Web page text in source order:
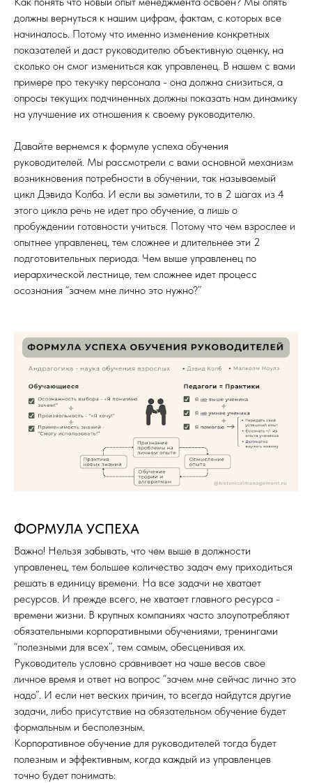
должны вернуться к нашим цифрам, фактам, с которых все
начиналось. Потому что именно изменение конкретных
показателей и даст руководителю объективную оценку, на
сколько он смог измениться как управленец. В нашем с вами
примере про текучку персонала - она должна снизиться, а
опросы текущих подчиненных должны показать нам динамику
на улучшение их отношения к своему руководителю.
Давайте вернемся к формуле успеха обучения
руководителей. Мы рассмотрели с вами основной механизм
возникновения потребности в обучении, так называемый
цикл Дэвида Колба. И если вы заметили, то в 2 шагах из 4
этого цикла речь не идет про обучение, а лишь о
пробуждении готовности учиться. Потому что чем взрослее и
опытнее управленец, тем сложнее и длительнее эти 2
подготовительных периода. Чем выше управленец по
иерархической лестнице, тем сложнее идет процесс
осознания “зачем мне лично это нужно?”
ФОРМУЛА УСПЕХА
Важно! Нельзя забывать, что чем выше в должности
управленец, тем большее количество задач ему приходиться
решать в единицу времени. На все задачи не хватает
ресурсов. И прежде всего, не хватает главного ресурса -
времени жизни. В крупных компаниях часто злоупотребляют
обязательными корпоративными обучениями, тренингами
“полезными для всех”, тем самым, обесценивая их.
Руководитель условно сравнивает на чаше весов свое
личное время и ответ на вопрос “зачем мне сейчас лично это
надо”. И если нет веских причин, то всегда найдутся другие
задачи, либо присутствие на обязательном обучение будет
формальным и бесполезным.
Корпоративное обучение для руководителей тогда будет
полезным и эффективным, когда каждый из управленцев
точно будет понимать: